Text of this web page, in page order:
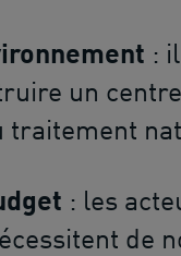
:
un
traitement
: les
de